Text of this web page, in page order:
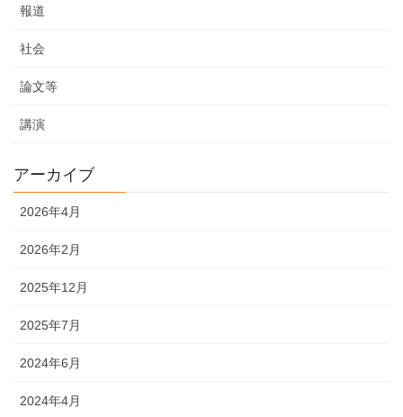
報道
社会
論文等
講演
アーカイブ
2026年4月
2026年2月
2025年12月
2025年7月
2024年6月
2024年4月